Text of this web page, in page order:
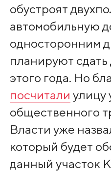
обустроят
автомобильную
односторонним
планируют сдать
этого года. Но
посчитали улицу
общественного
Власти уже
который будет
данный участок